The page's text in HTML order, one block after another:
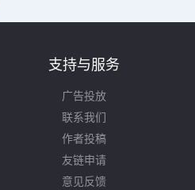
支持与服务
广告投放
联系我们
作者投稿
友链申请
意见反馈